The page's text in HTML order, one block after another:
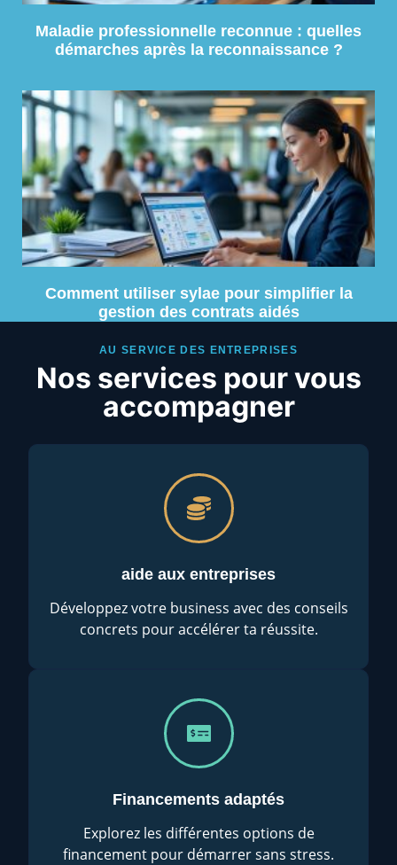
Maladie professionnelle reconnue : quelles
démarches après la reconnaissance ?
Comment utiliser sylae pour simplifier la
gestion des contrats aidés
AU SERVICE DES ENTREPRISES
Nos services pour vous
accompagner
aide aux entreprises
Développez votre business avec des conseils
concrets pour accélérer ta réussite.
Financements adaptés
Explorez les différentes options de
financement pour démarrer sans stress.